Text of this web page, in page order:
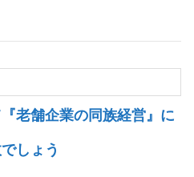
老舗企業の同族経営』に
しょう